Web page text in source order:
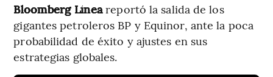
Bloomberg Líneareportó la salida de los
gigantes petroleros BP y Equinor, ante la poca
probabilidad de éxito y ajustes en sus
estrategias globales.